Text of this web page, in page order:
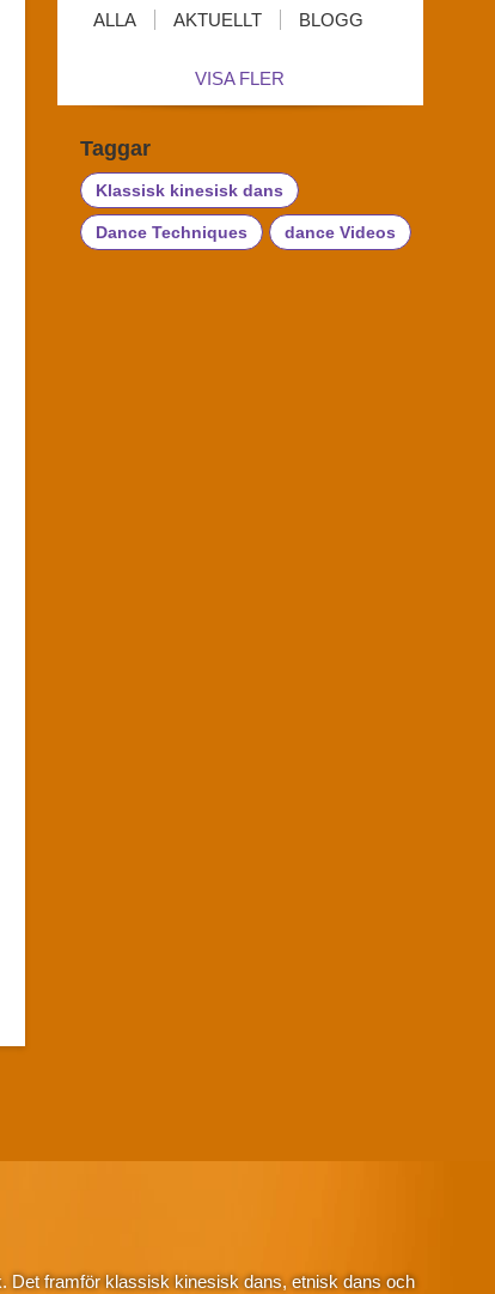
ALLA AKTUELLT BLOGG
VISA FLER
Taggar
Klassisk kinesisk dans
Dance Techniques dance Videos
Det framför klassisk kinesisk dans, etnisk dans och